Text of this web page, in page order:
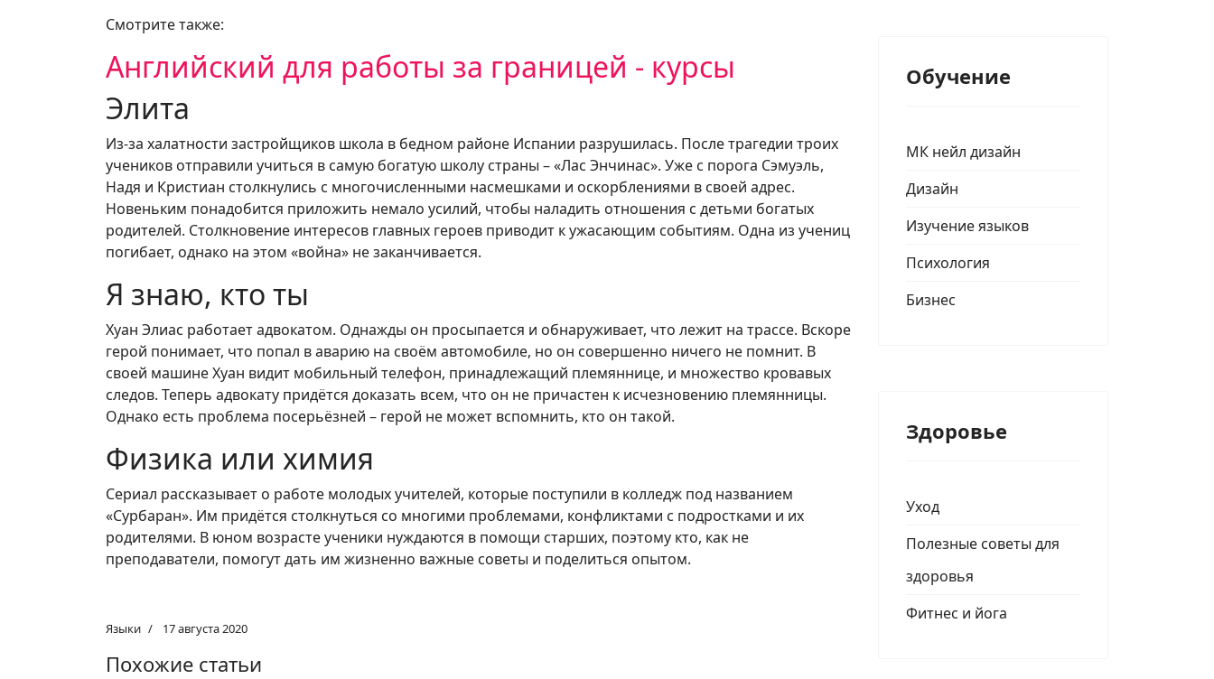
Смотрите также:
Английский для работы за границей - курсы
Элита
Из-за халатности застройщиков школа в бедном районе Испании разрушилась. После трагедии троих
учеников отправили учиться в самую богатую школу страны – «Лас Энчинас». Уже с порога Сэмуэль,
Надя и Кристиан столкнулись с многочисленными насмешками и оскорблениями в своей адрес.
Новеньким понадобится приложить немало усилий, чтобы наладить отношения с детьми богатых
родителей. Столкновение интересов главных героев приводит к ужасающим событиям. Одна из учениц
погибает, однако на этом «война» не заканчивается.
Я знаю, кто ты
Хуан Элиас работает адвокатом. Однажды он просыпается и обнаруживает, что лежит на трассе. Вскоре
герой понимает, что попал в аварию на своём автомобиле, но он совершенно ничего не помнит. В
своей машине Хуан видит мобильный телефон, принадлежащий племяннице, и множество кровавых
следов. Теперь адвокату придётся доказать всем, что он не причастен к исчезновению племянницы.
Однако есть проблема посерьёзней – герой не может вспомнить, кто он такой.
Физика или химия
Сериал рассказывает о работе молодых учителей, которые поступили в колледж под названием
«Сурбаран». Им придётся столкнуться со многими проблемами, конфликтами с подростками и их
родителями. В юном возрасте ученики нуждаются в помощи старших, поэтому кто, как не
преподаватели, помогут дать им жизненно важные советы и поделиться опытом.
Языки 17 августа 2020
Похожие статьи
Обучение
МК нейл дизайн
Дизайн
Изучение языков
Психология
Бизнес
Здоровье
Уход
Полезные советы для
здоровья
Фитнес и йога